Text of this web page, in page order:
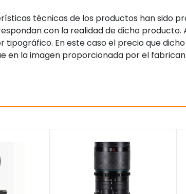
técnicas de los productos han sido
con la realidad de dicho
tipográfico. En este caso el precio que
en la imagen proporcionada por el